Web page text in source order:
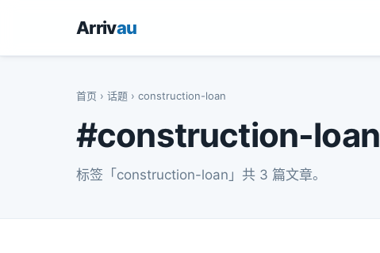
Arrivau
首页 › 话题 › construction-loan
#construction-loan
标签「construction-loan」共 3 篇文章。